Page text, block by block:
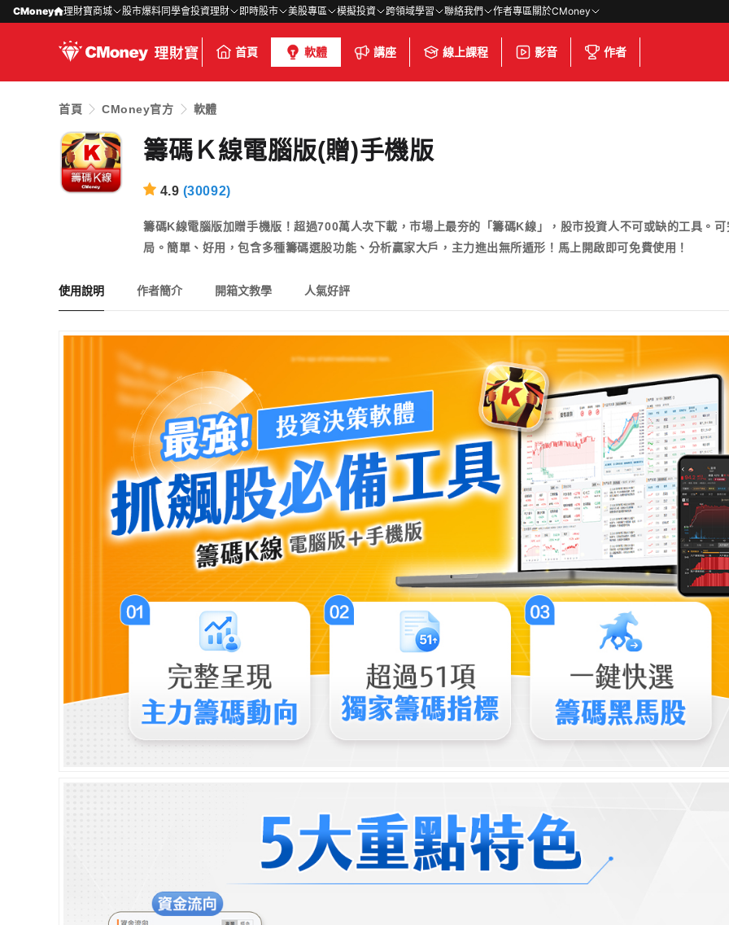
CMoney 理財寶商城 股市爆料同學會投資理財 即時股市 美股專區 模擬投資 跨領域學習 聯絡我們 作者專區關於CMoney
首頁 軟體 講座 線上課程 影音 作者
首頁 CMoney官方 軟體
籌碼Ｋ線電腦版(贈)手機版
4.9 (30092)
籌碼K線電腦版加贈手機版！超過700萬人次下載，市場上最夯的「籌碼K線」，股市投資人不可或缺的工具。
局。簡單、好用，包含多種籌碼選股功能、分析贏家大戶，主力進出無所遁形！馬上開啟即可免費使用！
使用說明 作者簡介 開箱文教學 人氣好評